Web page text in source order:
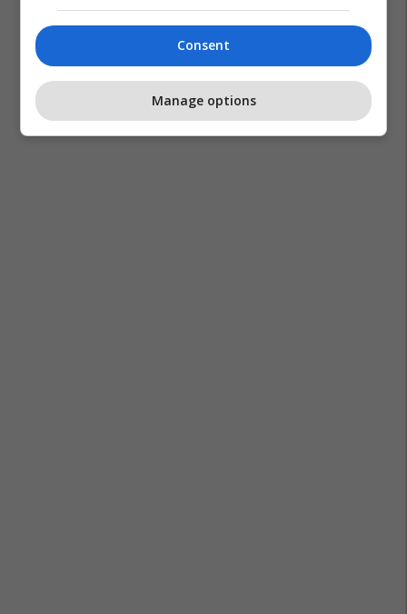
Consent
Manage options